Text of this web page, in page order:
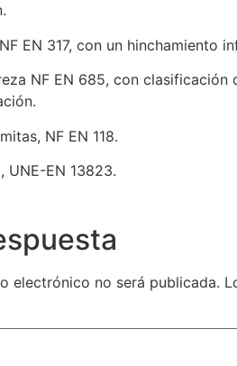
EN 317, con un hinchamiento
NF EN 685, con
NF EN 118.
UNE-EN 13823.
electrónico no será publicada.